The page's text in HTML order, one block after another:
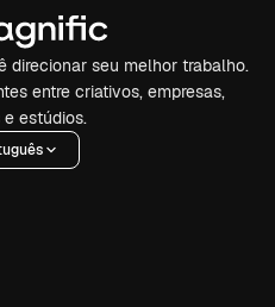
direcionar seu melhor trabalho.
entre criativos, empresas,
estúdios.